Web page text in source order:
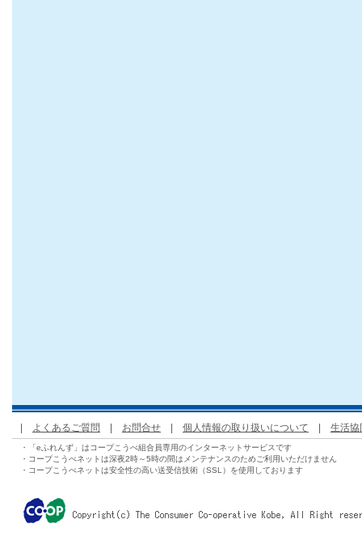
| よくあるご質問 | お問合せ | 個人情報の取り扱いについて | 生活協
・「eふれんず」はコープこうべ組合員専用のインターネットサービスです
・コープこうべネットは深夜2時～5時の間はメンテナンスのためご利用いただけません
・コープこうべネットは安全性の高い送受信技術（SSL）を使用しております